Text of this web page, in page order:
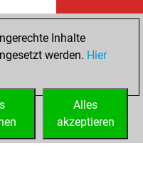
Inhalte
werden. Hier
Alles
akzeptieren